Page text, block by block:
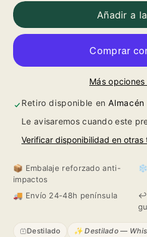
Bulleit
cantidad
para
Bulleit
Bourbon
Añadir a
Más
Retiro disponible enAlmacén
Le avisaremos cuando este
Verificar disponibilidad en otras
📦 Embalaje reforzado anti-
impactos
❄️
🚚 Envío 24-48h península
↩️
Destilado ✨ Destilado —